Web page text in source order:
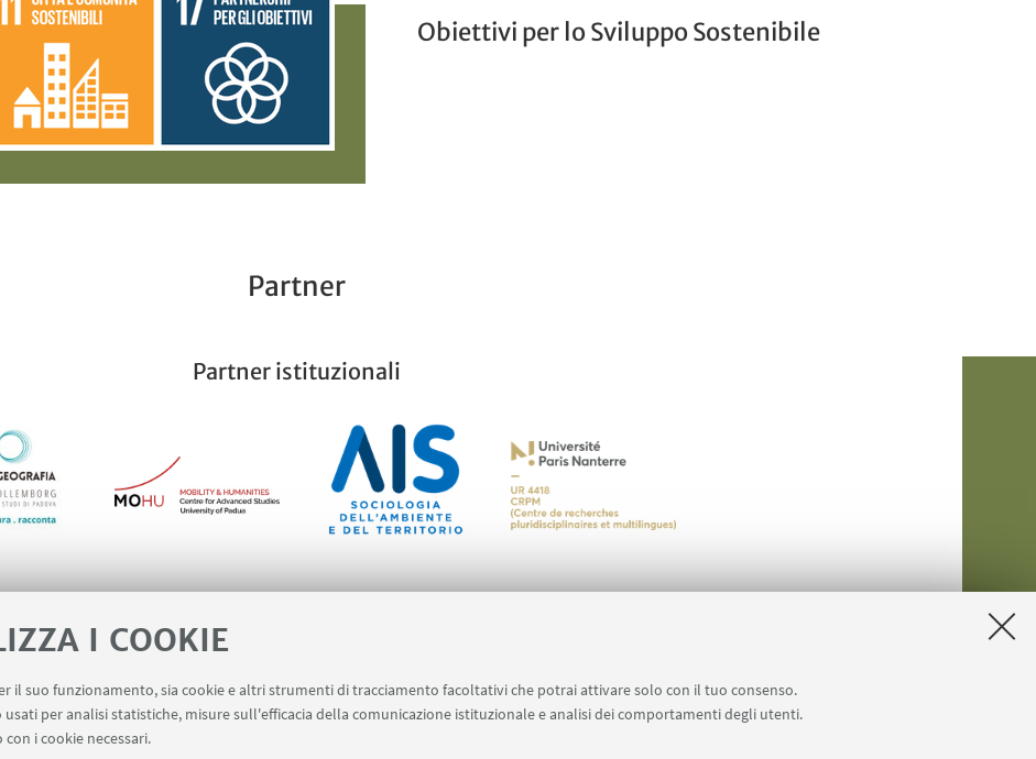
I COOKIE
il suo funzionamento, sia cookie e altri strumenti di tracciamento facoltativi che potrai attivare solo con il tuo consenso.
per analisi statistiche, misure sull'efficacia della comunicazione istituzionale e analisi dei comportamenti degli utenti.
i cookie necessari.
Obiettivi per lo Sviluppo Sostenibile
Partner
Partner istituzionali
Unità di ricerca